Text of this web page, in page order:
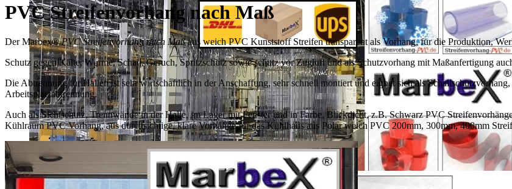
PVC Streifenvorhang nach Maß
Der Marbex®PVC Streifenvorhang nach Maßaus weich PVC Kunststoff Streifen transparent als Vorhang, für die Produktion,
Schutz gegen Kälte, Wärme, Schall, Geruch, Spritzschutz sowie schutz vor Zugluft und als Schutzvorhang mit Maßanfertigung
Die Abtrennung für Hallen ist sehr wirtschaftlich in der Anschaffung, sehr schnell montiert und eignet sich als
Arbeitsplatzabtrennung.
Auch als Sichtschutz, Trennwände in der Halle, im Lager mit Fenster und in Farbe, Blickdicht, z.B. Schwarz PVC
Kühlraum PVC Vorhang, aus durchsichtige, klare Vorhänge für das Kühlhaus aus Polar weich PVC 200mm, 300mm, 400mm